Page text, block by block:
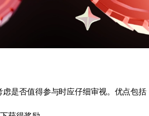
是否值得参与时应仔细审视。优点包括